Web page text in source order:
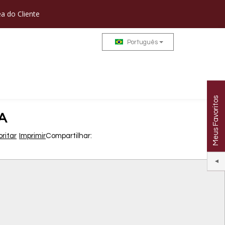
do Cliente
Português
ImprimirCompartilhar: Meus Favoritos